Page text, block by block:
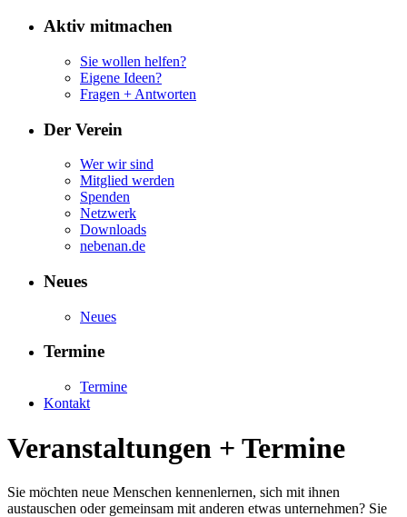
Aktiv mitmachen
Sie wollen helfen?
Eigene Ideen?
Fragen + Antworten
Der Verein
Wer wir sind
Mitglied werden
Spenden
Netzwerk
Downloads
nebenan.de
Neues
Neues
Termine
Termine
Kontakt
Veranstaltungen + Termine
Sie möchten neue Menschen kennenlernen, sich mit ihnen
austauschen oder gemeinsam mit anderen etwas unternehmen? Sie